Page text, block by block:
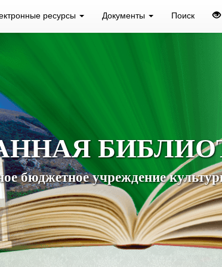
ресурсы Документы Поиск
бюджетное учреждение